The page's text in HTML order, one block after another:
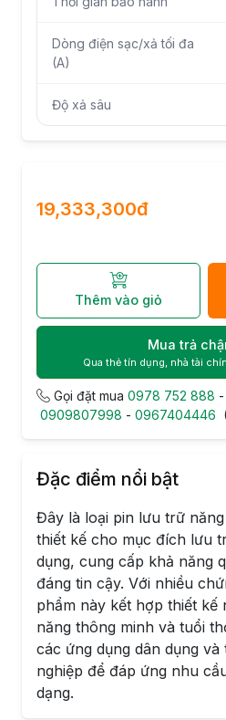
Dòng điện sạc/xả tối đa
(A)
Độ xả sâu
19,333,300đ
Thêm vào giỏ
Mua trả
Qua thẻ tín dụng, nhà tài
Gọi đặt mua 0978 752 888 -
0909807998 - 0967404446
Đặc điểm nổi bật
Đây là loại pin lưu trữ
thiết kế cho mục đích lưu
dụng, cung cấp khả năng
đáng tin cậy. Với nhiều
phẩm này kết hợp thiết kế
năng thông minh và tuổi
các ứng dụng dân dụng
nghiệp để đáp ứng nhu
dạng.